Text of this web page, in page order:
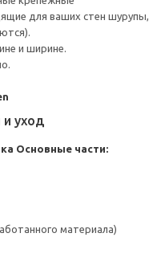
для ваших стен шурупы,
и ширине.
уход
Основные части:
материала)